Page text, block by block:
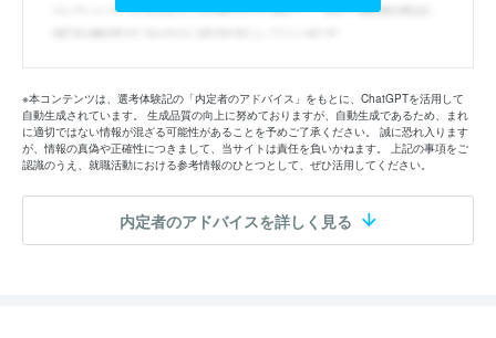
※本コンテンツは、選考体験記の「内定者のアドバイス」をもとに、ChatGPTを活用して
自動生成されています。 生成品質の向上に努めておりますが、自動生成であるため、まれ
に適切ではない情報が混ざる可能性があることを予めご了承ください。 誠に恐れ入ります
が、情報の真偽や正確性につきまして、当サイトは責任を負いかねます。 上記の事項をご
認識のうえ、就職活動における参考情報のひとつとして、ぜひ活用してください。
内定者のアドバイスを詳しく見る